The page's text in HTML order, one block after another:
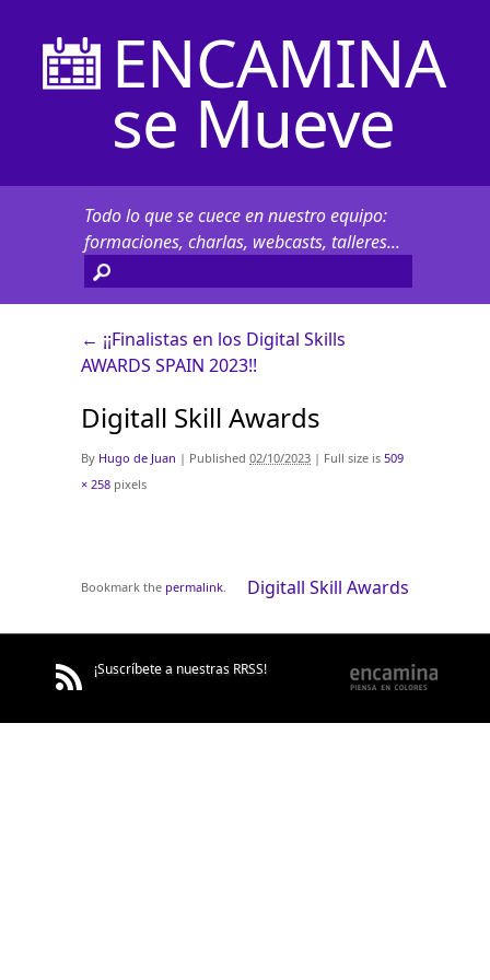
ENCAMINA
se Mueve
Todo lo que se cuece en nuestro equipo:
formaciones, charlas, webcasts, talleres...
← ¡¡Finalistas en los Digital Skills
AWARDS SPAIN 2023!!
Digitall Skill Awards
By Hugo de Juan | Published 02/10/2023 | Full size is 509
× 258 pixels
Digitall Skill Awards
Bookmark the permalink
¡Suscríbete a nuestras RRSS!